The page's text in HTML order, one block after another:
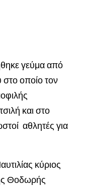
γεύμα από
στο οποίο τον
και στο
αθλητές για
κύριος
Θοδωρής